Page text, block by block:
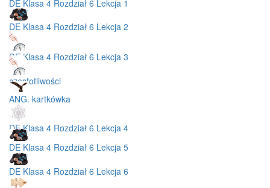
DE Klasa 4 Rozdział 6 Lekcja 1
DE Klasa 4 Rozdział 6 Lekcja 2
DE Klasa 4 Rozdział 6 Lekcja 3
częstotliwości
ANG. kartkówka
DE Klasa 4 Rozdział 6 Lekcja 4
DE Klasa 4 Rozdział 6 Lekcja 5
DE Klasa 4 Rozdział 6 Lekcja 6